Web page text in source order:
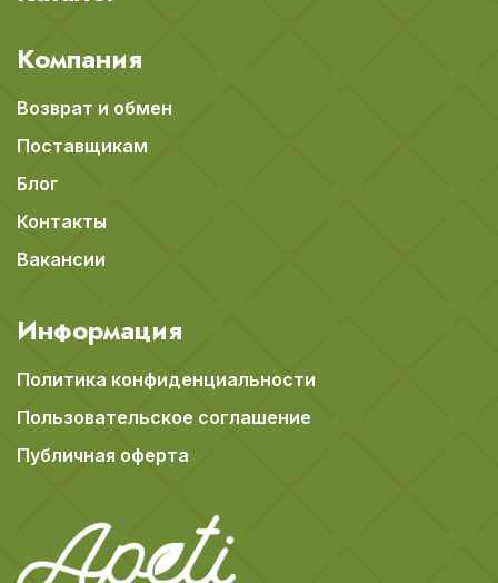
Компания
Возврат и обмен
Поставщикам
Блог
Контакты
Вакансии
Информация
Политика конфиденциальности
Пользовательское соглашение
Публичная оферта